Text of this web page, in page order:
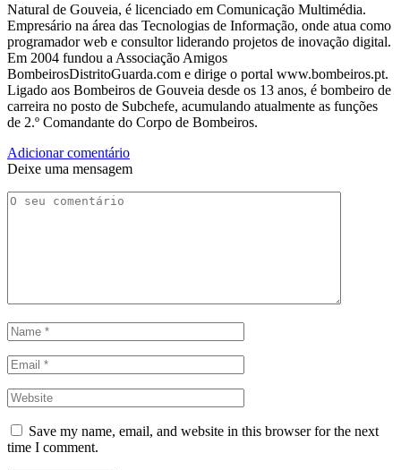
Natural de Gouveia, é licenciado em Comunicação Multimédia.
Empresário na área das Tecnologias de Informação, onde atua como
programador web e consultor liderando projetos de inovação digital.
Em 2004 fundou a Associação Amigos
BombeirosDistritoGuarda.com e dirige o portal www.bombeiros.pt.
Ligado aos Bombeiros de Gouveia desde os 13 anos, é bombeiro de
carreira no posto de Subchefe, acumulando atualmente as funções
de 2.º Comandante do Corpo de Bombeiros.
Adicionar comentário
Deixe uma mensagem
Save my name, email, and website in this browser for the next
time I comment.